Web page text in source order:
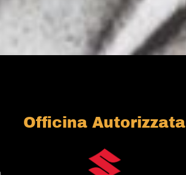
Officina Autorizzata